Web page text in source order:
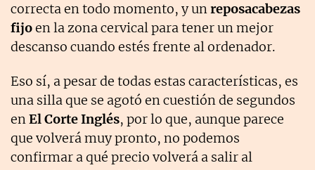
correcta en todo momento, y unreposacabezas
fijoen la zona cervical para tener un mejor
descanso cuando estés frente al ordenador.
Eso sí, a pesar de todas estas características, es
una silla que se agotó en cuestión de segundos
enEl Corte Inglés, por lo que, aunque parece
que volverá muy pronto, no podemos
confirmar a qué precio volverá a salir al